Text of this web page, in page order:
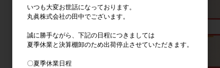
いつも大変お世話になっております。
丸眞株式会社の田中でございます。
誠に勝手ながら、下記の日程につきましては
夏季休業と決算棚卸のため出荷停止させていただきます。
〇夏季休業日程